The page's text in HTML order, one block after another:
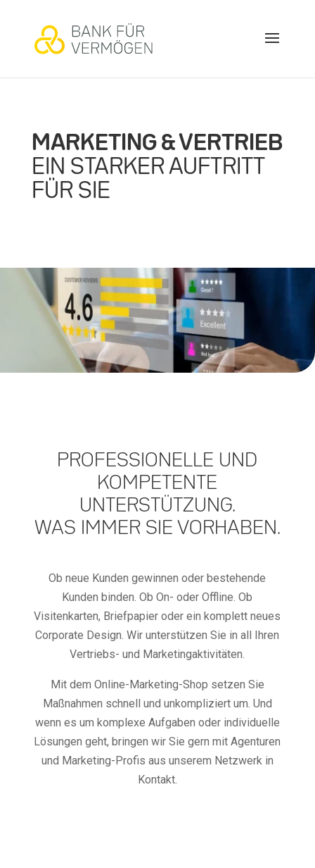
MARKETING & VERTRIEB
EIN STARKER AUFTRITT
FÜR SIE
PROFESSIONELLE UND
KOMPETENTE
UNTERSTÜTZUNG.
WAS IMMER SIE VORHABEN.
Ob neue Kunden gewinnen oder bestehende
Kunden binden. Ob On- oder Offline. Ob
Visitenkarten, Briefpapier oder ein komplett neues
Corporate Design. Wir unterstützen Sie in all Ihren
Vertriebs- und Marketingaktivitäten.
Mit dem Online-Marketing-Shop setzen Sie
Maßnahmen schnell und unkompliziert um. Und
wenn es um komplexe Aufgaben oder individuelle
Lösungen geht, bringen wir Sie gern mit Agenturen
und Marketing-Profis aus unserem Netzwerk in
Kontakt.